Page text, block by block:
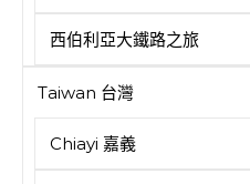
西伯利亞大鐵路之旅
Taiwan 台灣
Chiayi 嘉義